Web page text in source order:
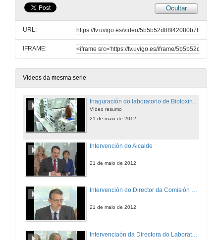
Ocultar
URL:
IFRAME:
Vídeos da mesma serie
Inaguración do laboratorio de Biotoxinas Mariñas de Vigo
Vídeo resumo
21 de maio de 2012
Intervención do Alcalde
21 de maio de 2012
Intervención do Director da Comisión Europea
21 de maio de 2012